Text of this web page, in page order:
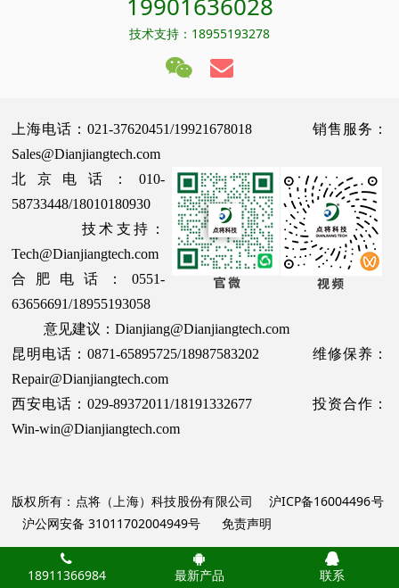
技术支持：18955193278
上海电话：021-37620451/19921678018 销售服务：
Sales@Dianjiangtech.com
北京电话：010-
58733448/18010180930
技术支持：
Tech@Dianjiangtech.com
合肥电话：0551-
63656691/18955193058
意见建议：Dianjiang@Dianjiangtech.com
昆明电话：0871-65895725/18987583202 维修保养：
Repair@Dianjiangtech.com
西安电话：029-89372011/18191332677 投资合作：
Win-win@Dianjiangtech.com
版权所有：点将（上海）科技股份有限公司 沪ICP备16004496号
沪公网安备 31011702004949号
免责声明
18911366984 最新产品 联系